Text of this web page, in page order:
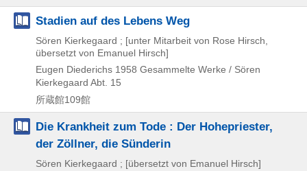
Stadien auf des Lebens Weg
Sören Kierkegaard ; [unter Mitarbeit von Rose Hirsch,
übersetzt von Emanuel Hirsch]
Eugen Diederichs 1958 Gesammelte Werke / Sören
Kierkegaard Abt. 15
所蔵館109館
Die Krankheit zum Tode : Der Hohepriester,
der Zöllner, die Sünderin
Sören Kierkegaard ; [übersetzt von Emanuel Hirsch]